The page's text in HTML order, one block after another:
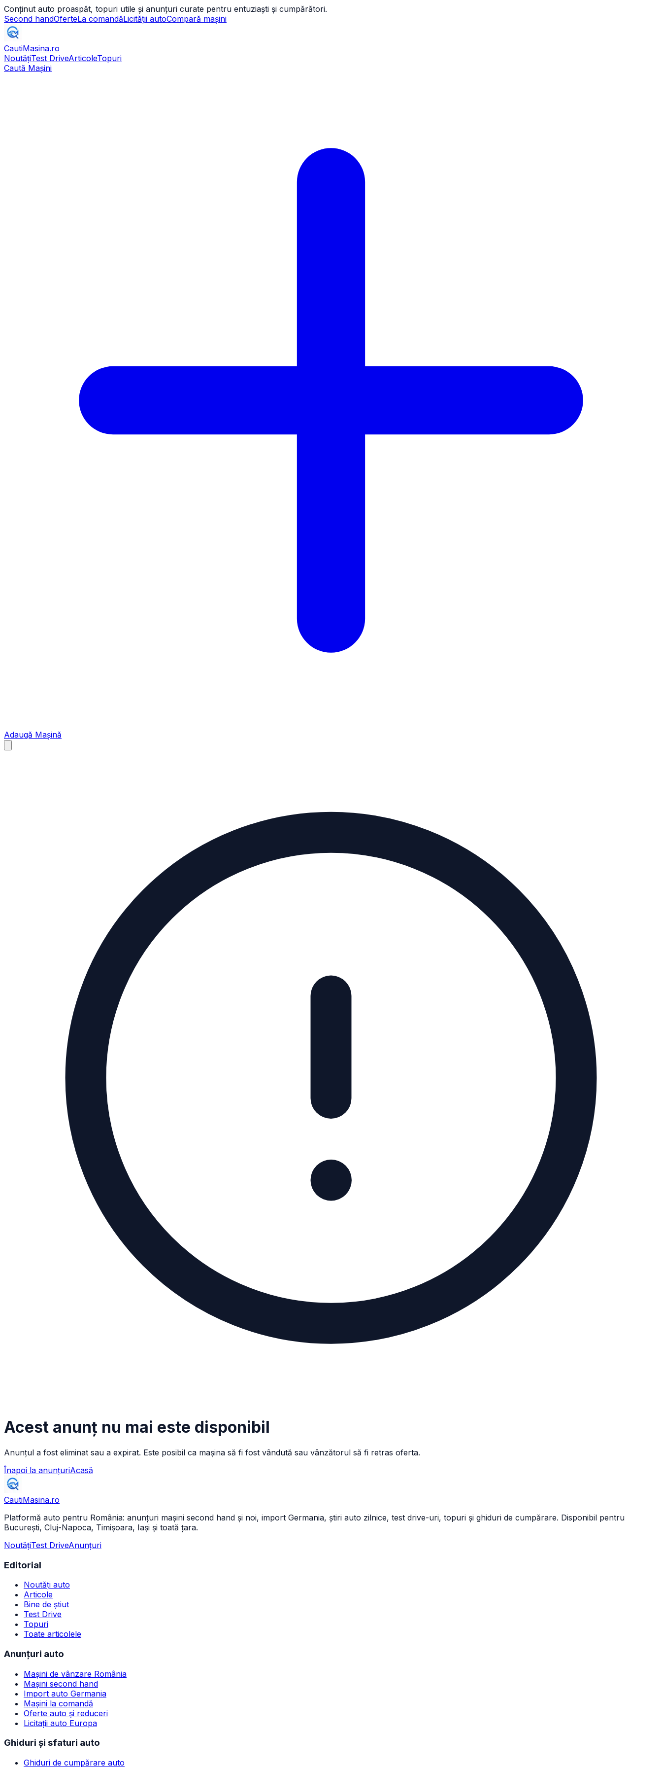
Conținut auto proaspăt, topuri utile și anunțuri curate pentru entuziaști și cumpărători.
Second handOferteLa comandăLicității autoCompară mașini
CautiMasina.ro
NoutățiTest DriveArticoleTopuri
Caută Mașini
Adaugă Mașină
Acest anunț nu mai este disponibil
Anunțul a fost eliminat sau a expirat. Este posibil ca mașina să fi fost vândută sau vânzătorul să fi retras oferta.
Înapoi la anunțuriAcasă
CautiMasina.ro
Platformă auto pentru România: anunțuri mașini second hand și noi, import Germania, știri auto zilnice, test drive-uri, topuri și ghiduri de cumpărare. Disponibil pentru
București, Cluj-Napoca, Timișoara, Iași și toată țara.
NoutățiTest DriveAnunțuri
Editorial
Noutăți auto
Articole
Bine de știut
Test Drive
Topuri
Toate articolele
Anunțuri auto
Mașini de vânzare România
Mașini second hand
Import auto Germania
Mașini la comandă
Oferte auto și reduceri
Licitații auto Europa
Ghiduri și sfaturi auto
Ghiduri de cumpărare auto